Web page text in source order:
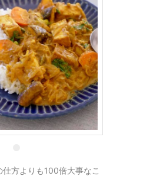
31 1月
方よりも100倍大事なこ